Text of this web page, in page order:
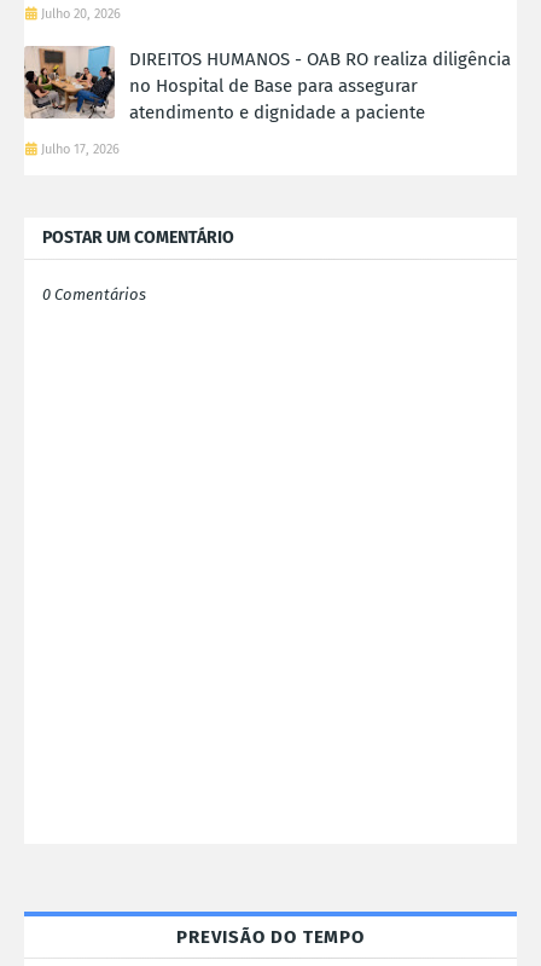
Julho 20, 2026
DIREITOS HUMANOS - OAB RO realiza diligência
no Hospital de Base para assegurar
atendimento e dignidade a paciente
Julho 17, 2026
POSTAR UM COMENTÁRIO
0 Comentários
PREVISÃO DO TEMPO